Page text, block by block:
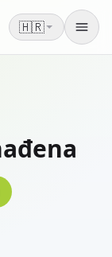
🇭🇷